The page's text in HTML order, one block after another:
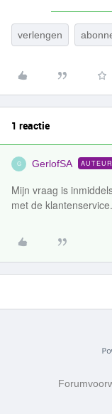
verlengen
1 reactie
G GerlofSA AUTEUR
Mijn vraag is
met de klantenservice.